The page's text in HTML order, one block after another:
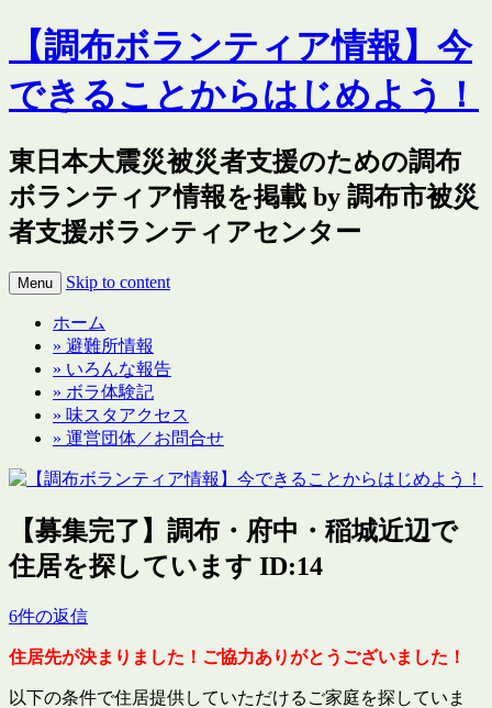
【調布ボランティア情報】今
できることからはじめよう！
東日本大震災被災者支援のための調布
ボランティア情報を掲載 by 調布市被災
者支援ボランティアセンター
Menu Skip to content
ホーム
» 避難所情報
» いろんな報告
» ボラ体験記
» 味スタアクセス
» 運営団体／お問合せ
【募集完了】調布・府中・稲城近辺で
住居を探しています ID:14
6件の返信
住居先が決まりました！ご協力ありがとうございました！
以下の条件で住居提供していただけるご家庭を探していま